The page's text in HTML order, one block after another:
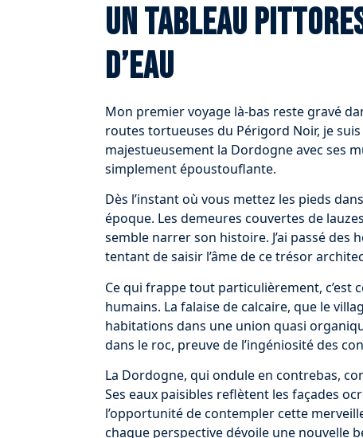
Un tableau
d’eau
Mon premier voyage là-bas reste gravé
routes tortueuses du Périgord Noir, je
majestueusement la Dordogne avec ses
simplement époustouflante.
Dès l’instant où vous mettez les pieds
époque. Les demeures couvertes de
semble narrer son histoire. J’ai passé des
tentant de saisir l’âme de ce trésor
Ce qui frappe tout particulièrement,
humains. La falaise de calcaire, que le
habitations dans une union quasi
dans le roc, preuve de l’ingéniosité des
La Dordogne, qui ondule en contrebas,
Ses eaux paisibles reflètent les façades
l’opportunité de contempler cette
chaque perspective dévoile une nouvelle